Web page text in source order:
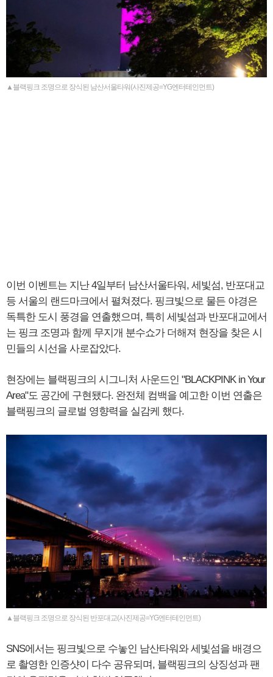
▲블랙핑크 조명으로 장식된 남산서울타워(사진제공=YG엔터테인먼트)
이번 이벤트는 지난 4일부터 남산서울타워, 세빛섬, 반포대교
등 서울의 랜드마크에서 펼쳐졌다. 핑크빛으로 물든 야경은
독특한 도시 풍경을 연출했으며, 특히 세빛섬과 반포대교에서
는 핑크 조명과 함께 무지개 분수쇼가 더해져 현장을 찾은 시
민들의 시선을 사로잡았다.
현장에는 블랙핑크의 시그니처 사운드인 "BLACKPINK in Your
Area"도 공간에 구현됐다. 완전체 컴백을 예고한 이번 연출은
블랙핑크의 글로벌 영향력을 실감케 했다.
▲블랙핑크 조명으로 장식된 반포대교(사진제공=YG엔터테인먼트)
SNS에서는 핑크빛으로 수놓인 남산타워와 세빛섬을 배경으
로 촬영한 인증샷이 다수 공유되며, 블랙핑크의 상징성과 팬